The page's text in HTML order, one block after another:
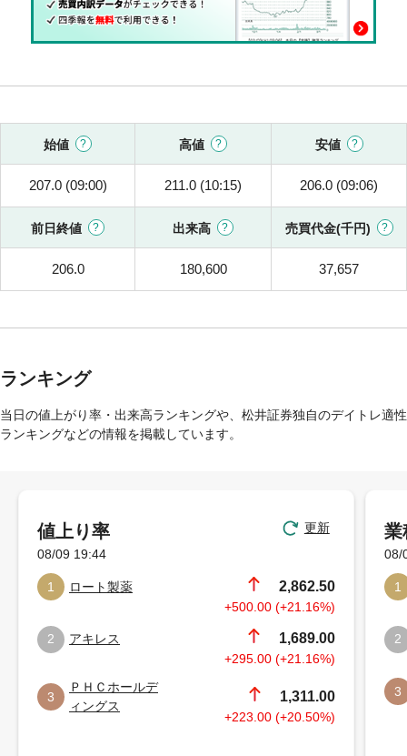
始値 高値 安値
207.0 (09:00) 211.0 (10:15) 206.0 (09:06)
前日終値 出来高 売買代金(千円)
206.0 180,600 37,657
ランキング
当日の値上がり率・出来高ランキングや、松井証券独自のデイトレ適性
ランキングなどの情報を掲載しています。